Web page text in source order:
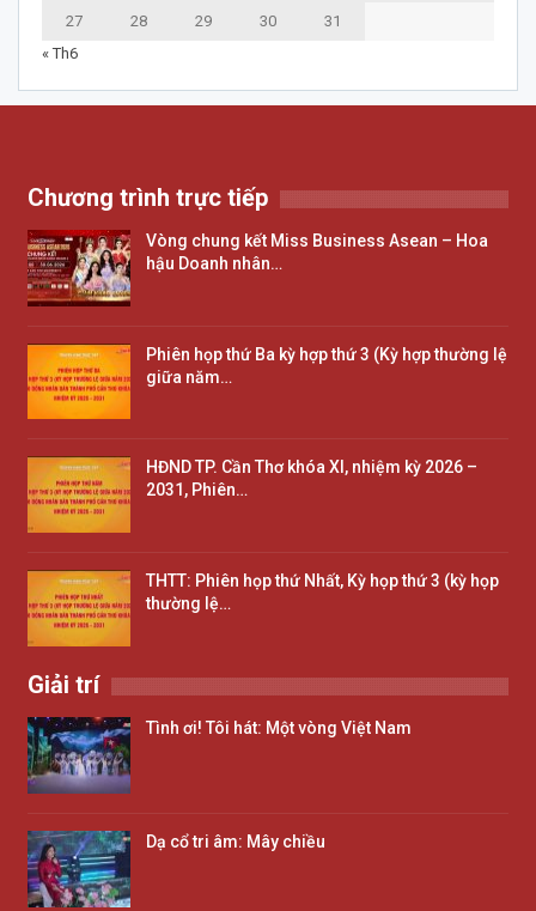
27 28 29 30
31
« Th6
Chương trình trực tiếp
Vòng chung kết Miss Business Asean – Hoa
hậu Doanh nhân…
Phiên họp thứ Ba kỳ hợp thứ 3 (Kỳ hợp thường lệ
giữa năm…
HĐND TP. Cần Thơ khóa XI, nhiệm kỳ 2026 –
2031, Phiên…
THTT: Phiên họp thứ Nhất, Kỳ họp thứ 3 (kỳ họp
thường lệ…
Giải trí
Tình ơi! Tôi hát: Một vòng Việt Nam
Dạ cổ tri âm: Mây chiều